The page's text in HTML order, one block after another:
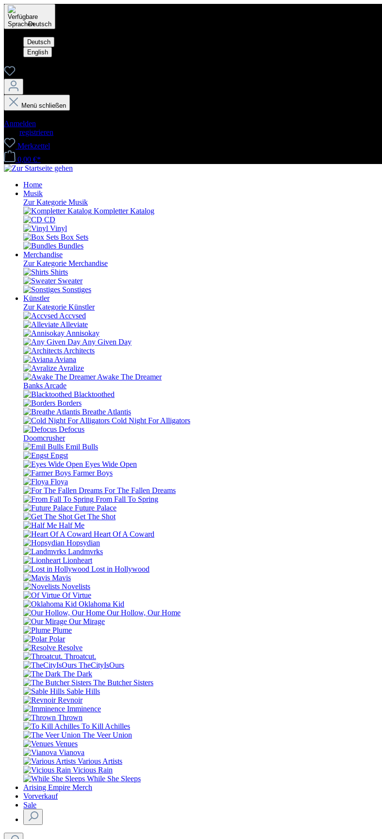
Deutsch
Deutsch
English
Menü schließen
Anmelden
registrieren
Merkzettel
0,00 €*
Home
Musik
Zur Kategorie Musik
Kompletter Katalog
CD
Vinyl
Box Sets
Bundles
Merchandise
Zur Kategorie Merchandise
Shirts
Sweater
Sonstiges
Künstler
Zur Kategorie Künstler
Accvsed
Alleviate
Annisokay
Any Given Day
Architects
Aviana
Avralize
Awake The Dreamer
Banks Arcade
Blacktoothed
Borders
Breathe Atlantis
Cold Night For Alligators
Defocus
Doomcrusher
Emil Bulls
Engst
Eyes Wide Open
Farmer Boys
Floya
For The Fallen Dreams
From Fall To Spring
Future Palace
Get The Shot
Half Me
Heart Of A Coward
Hopsydian
Landmvrks
Lionheart
Lost in Hollywood
Mavis
Novelists
Of Virtue
Oklahoma Kid
Our Hollow, Our Home
Our Mirage
Plume
Polar
Resolve
Throatcut.
TheCityIsOurs
The Dark
The Butcher Sisters
Sable Hills
Revnoir
Imminence
Thrown
To Kill Achilles
The Veer Union
Venues
Vianova
Various Artists
Vicious Rain
While She Sleeps
Arising Empire Merch
Vorverkauf
Sale